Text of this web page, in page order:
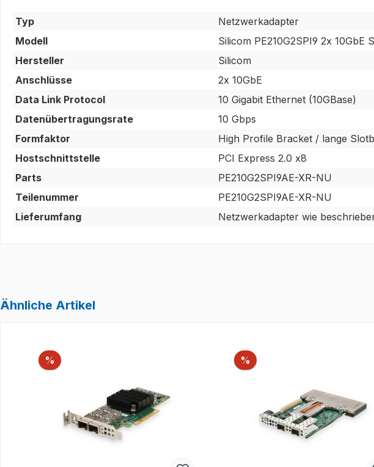
Typ
Netzwerkadapter
Modell
Silicom PE210G2SPI9 2x
Hersteller
Silicom
Anschlüsse
2x 10GbE
Data Link Protocol
10 Gigabit Ethernet (10GBase)
Datenübertragungsrate
10 Gbps
Formfaktor
High Profile Bracket / lange
Hostschnittstelle
PCI Express 2.0 x8
Parts
PE210G2SPI9AE-XR-NU
Teilenummer
PE210G2SPI9AE-XR-NU
Lieferumfang
Netzwerkadapter wie
Ähnliche Artikel
% Rabatt % Rabatt